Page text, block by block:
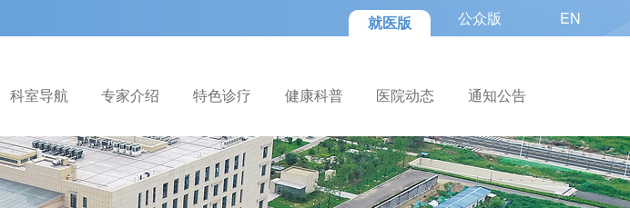
就医版 公众版 EN
科室导航 专家介绍 特色诊疗 健康科普 医院动态 通知公告